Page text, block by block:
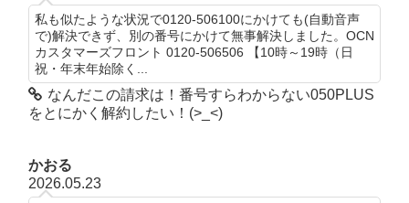
私も似たような状況で0120-506100にかけても(自動音声
で)解決できず、別の番号にかけて無事解決しました。OCN
カスタマーズフロント 0120-506506 【10時～19時（日
祝・年末年始除く...
なんだこの請求は！番号すらわからない050PLUS
をとにかく解約したい！(>_<)
かおる
2026.05.23